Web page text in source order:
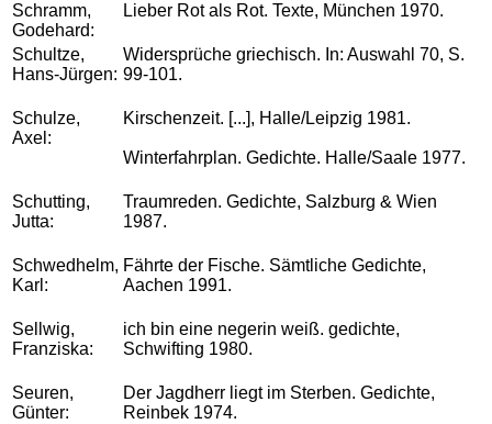
Schramm,
Godehard:
Lieber Rot als Rot. Texte, München 1970.
Schultze,
Hans-Jürgen:
Widersprüche griechisch. In: Auswahl 70, S.
99-101.
Schulze,
Axel:
Kirschenzeit. [...], Halle/Leipzig 1981.
Winterfahrplan. Gedichte. Halle/Saale 1977.
Schutting,
Jutta:
Traumreden. Gedichte, Salzburg & Wien
1987.
Schwedhelm,
Karl:
Fährte der Fische. Sämtliche Gedichte,
Aachen 1991.
Sellwig,
Franziska:
ich bin eine negerin weiß. gedichte,
Schwifting 1980.
Seuren,
Günter:
Der Jagdherr liegt im Sterben. Gedichte,
Reinbek 1974.